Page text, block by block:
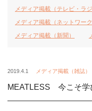
メディア掲載（テレビ・ラジ
メディア掲載（ネットワーク
メディア掲載（新聞）
2019.4.1 メディア掲載（雑誌）
MEATLESS 今こそ学